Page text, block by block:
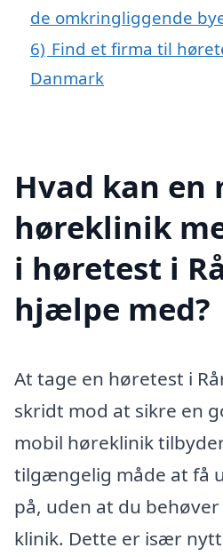
de omkringliggende
6) Find et firma til
Danmark
Hvad kan en
høreklinik
i høretest i
hjælpe med?
At tage en høretest i
skridt mod at sikre en
mobil høreklinik
tilgængelig måde at få
på, uden at du
klinik. Dette er især